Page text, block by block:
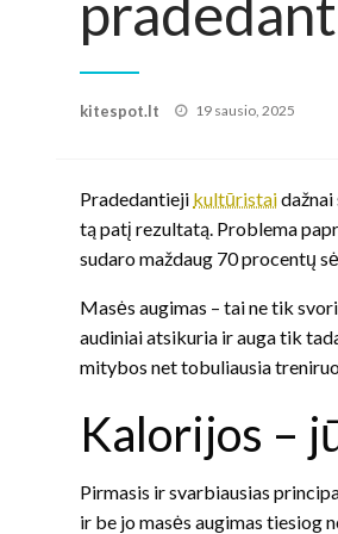
kitespot.lt
Posted
19 sausio, 2025
Pradedantieji kultūristai
tą patį rezultatą. Problema
sudaro maždaug 70 procentų
Masės augimas – tai ne tik
audiniai atsikuria ir auga tik
mitybos net tobuliausia
Kalorijos –
Pirmasis ir svarbiausias
ir be jo masės augimas tiesiog